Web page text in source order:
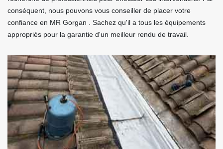
conséquent, nous pouvons vous conseiller de placer votre
confiance en MR Gorgan . Sachez qu'il a tous les équipements
appropriés pour la garantie d'un meilleur rendu de travail.